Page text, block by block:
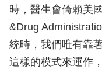
時，醫生會倚賴美
&Drug
統時，我們唯有靠
這樣的模式來運作